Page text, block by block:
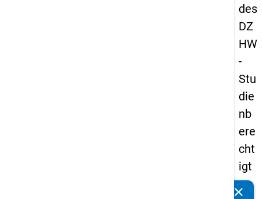
des
DZ
HW
-
Stu
die
nb
ere
cht
igt
en
clear